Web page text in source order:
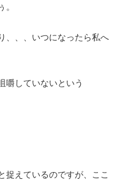
、、、いつになったら私へ
嚼していないという
捉えているのですが、ここ